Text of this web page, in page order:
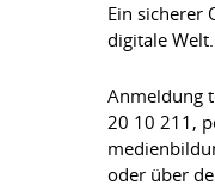
Ein sicherer
digitale Welt.
Anmeldung
20 10 211,
oder über